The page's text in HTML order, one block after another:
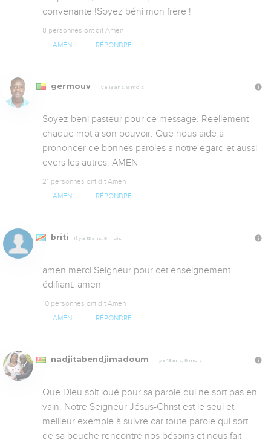
convenante !Soyez béni mon frère !
8 personnes ont dit Amen
AMEN RÉPONDRE
germouv Il y a 13 ans, 9 mois
Soyez beni pasteur pour ce message. Reellement
chaque mot a son pouvoir. Que nous aide a
prononcer de bonnes paroles a notre egard et aussi
evers les autres. AMEN
21 personnes ont dit Amen
AMEN RÉPONDRE
briti Il y a 13 ans, 9 mois
amen merci Seigneur pour cet enseignement
édifiant. amen
10 personnes ont dit Amen
AMEN RÉPONDRE
nadjitabendjimadoum Il y a 13 ans, 9 mois
Que Dieu soit loué pour sa parole qui ne sort pas en
vain. Notre Seigneur Jésus-Christ est le seul et
meilleur exemple à suivre car toute parole qui sort
de sa bouche rencontre nos bésoins et nous fait